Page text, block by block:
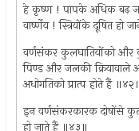
हे कृष्ण ! पापके अधिक बढ़
वार्ष्णेय ! स्त्रियोंके दूषित हो
वर्णसंकर कुलघातियोंको और
पिण्ड और जलकी क्रियावाले
अधोगतिको प्रात्प होते हैं ॥४२॥
इन वर्णसंकरकारक दोषोंसे
हो जाते हैं ॥४३॥